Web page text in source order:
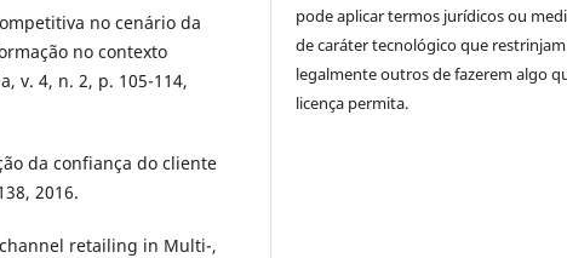
no cenário da
no contexto
v. 4, n. 2, p. 105-114,
da confiança do cliente
2016.
channel retailing in Multi-,
pode aplicar termos jurídicos ou
de caráter tecnológico que restrinjam
legalmente outros de fazerem algo
licença permita.